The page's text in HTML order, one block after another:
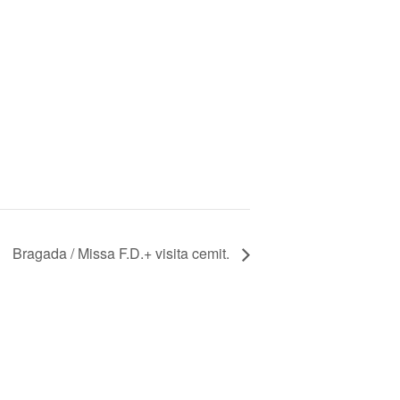
Bragada / Missa F.D.+ visita cemit.